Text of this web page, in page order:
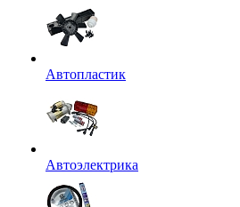
Автопластик
Автоэлектрика